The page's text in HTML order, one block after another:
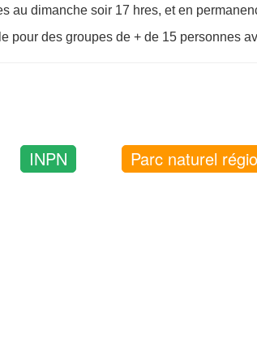
au dimanche soir 17 hres, et en
pour des groupes de + de 15 personnes
INPN Parc naturel